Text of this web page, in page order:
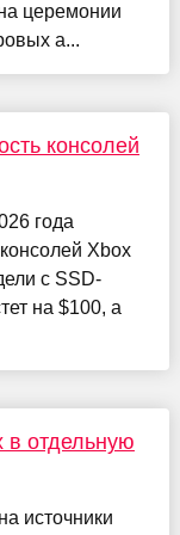
церемонии
а...
консолей
года
Xbox
с SSD-
на $100, а
в отдельную
источники